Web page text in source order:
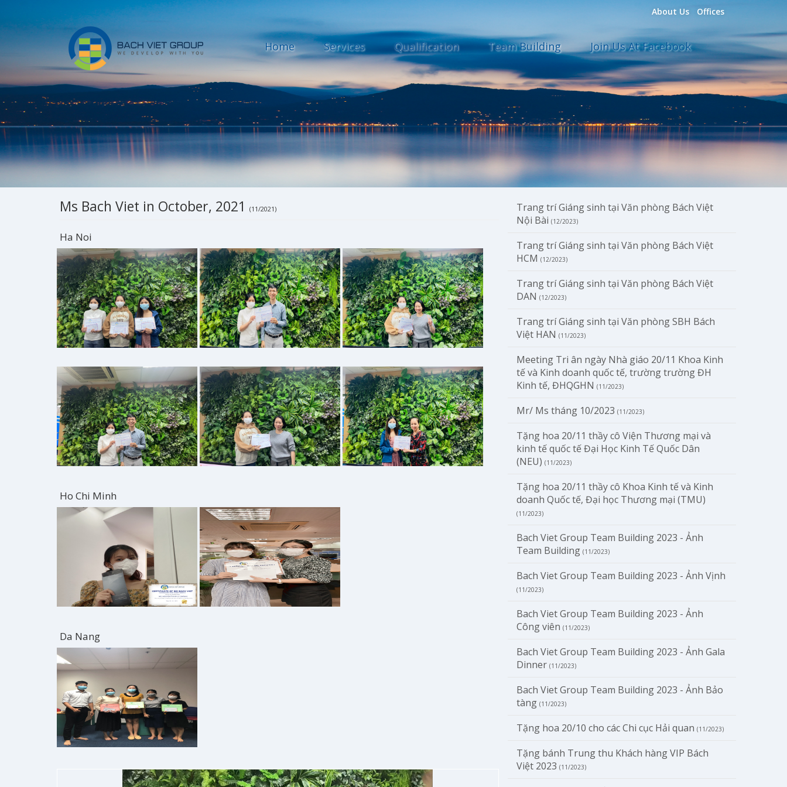
About Us Offices
Home Services Qualification Team Building Join Us At Facebook
Ms Bach Viet in October, 2021 (11/2021)
Ha Noi
Ho Chi Minh
Da Nang
Trang trí Giáng sinh tại Văn phòng Bách Việt
Nội Bài (12/2023)
Trang trí Giáng sinh tại Văn phòng Bách Việt
HCM (12/2023)
Trang trí Giáng sinh tại Văn phòng Bách Việt
DAN (12/2023)
Trang trí Giáng sinh tại Văn phòng SBH Bách
Việt HAN (11/2023)
Meeting Tri ân ngày Nhà giáo 20/11 Khoa Kinh
tế và Kinh doanh quốc tế, trường trường ĐH
Kinh tế, ĐHQGHN (11/2023)
Mr/ Ms tháng 10/2023 (11/2023)
Tặng hoa 20/11 thầy cô Viện Thương mại và
kinh tế quốc tế Đại Học Kinh Tế Quốc Dân
(NEU) (11/2023)
Tặng hoa 20/11 thầy cô Khoa Kinh tế và Kinh
doanh Quốc tế, Đại học Thương mại (TMU)
(11/2023)
Bach Viet Group Team Building 2023 - Ảnh
Team Building (11/2023)
Bach Viet Group Team Building 2023 - Ảnh Vịnh
(11/2023)
Bach Viet Group Team Building 2023 - Ảnh
Công viên (11/2023)
Bach Viet Group Team Building 2023 - Ảnh Gala
Dinner (11/2023)
Bach Viet Group Team Building 2023 - Ảnh Bảo
tàng (11/2023)
Tặng hoa 20/10 cho các Chi cục Hải quan (11/2023)
Tặng bánh Trung thu Khách hàng VIP Bách
Việt 2023 (11/2023)